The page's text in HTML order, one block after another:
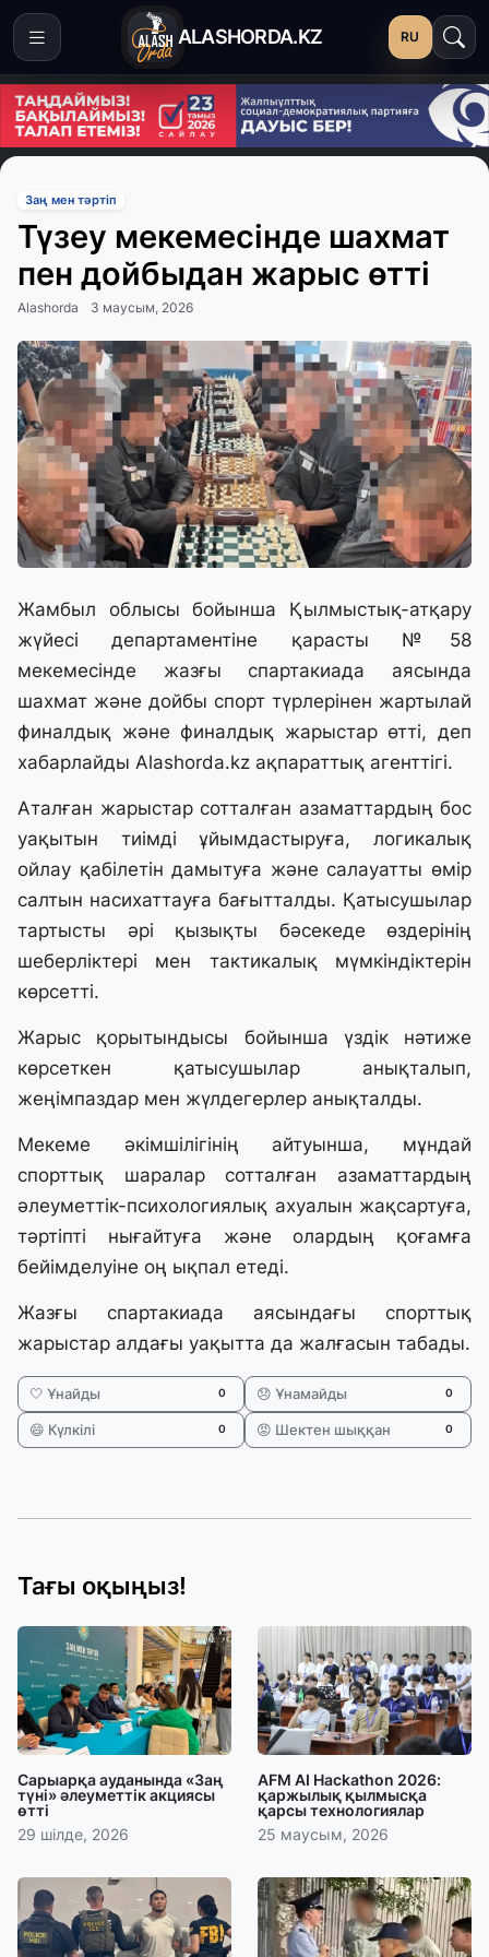
ALASHORDA.KZ RU
Заң мен тәртіп
Түзеу мекемесінде шахмат
пен дойбыдан жарыс өтті
Alashorda 3 маусым, 2026
Жамбыл облысы бойынша Қылмыстық-атқару
жүйесі департаментіне қарасты №58
мекемесінде жазғы спартакиада аясында
шахмат және дойбы спорт түрлерінен жартылай
финалдық және финалдық жарыстар өтті, деп
хабарлайды Alashorda.kz ақпараттық агенттігі.
Аталған жарыстар сотталған азаматтардың бос
уақытын тиімді ұйымдастыруға, логикалық
ойлау қабілетін дамытуға және салауатты өмір
салтын насихаттауға бағытталды. Қатысушылар
тартысты әрі қызықты бәсекеде өздерінің
шеберліктері мен тактикалық мүмкіндіктерін
көрсетті.
Жарыс қорытындысы бойынша үздік нәтиже
көрсеткен қатысушылар анықталып,
жеңімпаздар мен жүлдегерлер анықталды.
Мекеме әкімшілігінің айтуынша, мұндай
спорттық шаралар сотталған азаматтардың
әлеуметтік-психологиялық ахуалын жақсартуға,
тәртіпті нығайтуға және олардың қоғамға
бейімделуіне оң ықпал етеді.
Жазғы спартакиада аясындағы спорттық
жарыстар алдағы уақытта да жалғасын табады.
🤍 Ұнайды 0 😞 Ұнамайды 0
😄 Күлкілі 0 😡 Шектен шыққан 0
Тағы оқыңыз!
Сарыарқа ауданында «Заң
түні» әлеуметтік акциясы
өтті
29 шілде, 2026
AFM AI Hackathon 2026:
қаржылық қылмысқа
қарсы технологиялар
25 маусым, 2026